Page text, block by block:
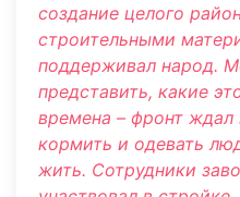
создание целого
строительными
поддерживал народ.
представить, какие
времена – фронт
кормить и одевать
жить. Сотрудники